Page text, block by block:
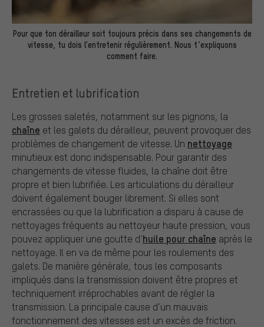
Pour que ton dérailleur soit toujours précis dans ses changements de
vitesse, tu dois l'entretenir régulièrement. Nous t’expliquons
comment faire.
Entretien et lubrification
Les grosses saletés, notamment sur les pignons, la
chaîne et les galets du dérailleur, peuvent provoquer des
problèmes de changement de vitesse. Un nettoyage
minutieux est donc indispensable. Pour garantir des
changements de vitesse fluides, la chaîne doit être
propre et bien lubrifiée. Les articulations du dérailleur
doivent également bouger librement. Si elles sont
encrassées ou que la lubrification a disparu à cause de
nettoyages fréquents au nettoyeur haute pression, vous
pouvez appliquer une goutte d’huile pour chaîne après le
nettoyage. Il en va de même pour les roulements des
galets. De manière générale, tous les composants
impliqués dans la transmission doivent être propres et
techniquement irréprochables avant de régler la
transmission. La principale cause d’un mauvais
fonctionnement des vitesses est un excès de friction.